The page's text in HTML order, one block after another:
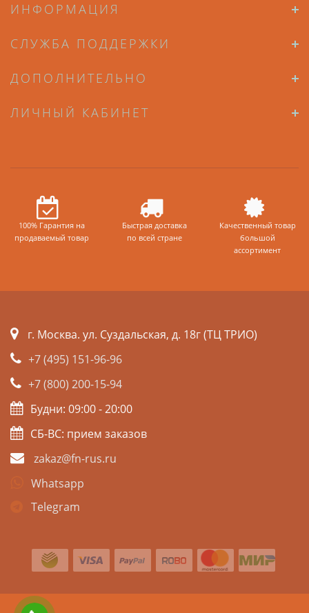
ИНФОРМАЦИЯ
СЛУЖБА ПОДДЕРЖКИ
ДОПОЛНИТЕЛЬНО
ЛИЧНЫЙ КАБИНЕТ
100% Гарантия на
продаваемый товар
Быстрая доставка
по всей стране
Качественный товар
большой
ассортимент
г. Москва. ул. Суздальская, д. 18г (ТЦ ТРИО)
+7 (495) 151-96-96
+7 (800) 200-15-94
Будни: 09:00 - 20:00
СБ-ВС: прием заказов
zakaz@fn-rus.ru
Whatsapp
Telegram